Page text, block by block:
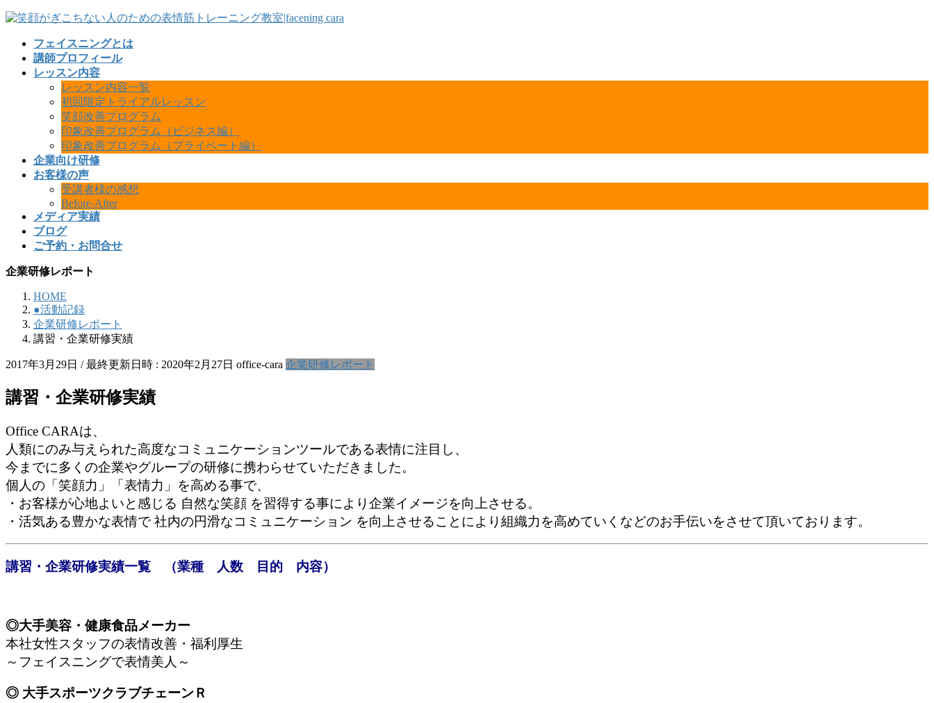
フェイスニングとは
講師プロフィール
レッスン内容
レッスン内容一覧
初回限定トライアルレッスン
笑顔改善プログラム
印象改善プログラム（ビジネス編）
印象改善プログラム（プライベート編）
企業向け研修
お客様の声
受講者様の感想
Before-After
メディア実績
ブログ
ご予約・お問合せ
企業研修レポート
HOME
●活動記録
企業研修レポート
講習・企業研修実績
2017年3月29日 / 最終更新日時 : 2020年2月27日 office-cara 企業研修レポート
講習・企業研修実績
Office CARAは、
人類にのみ与えられた高度なコミュニケーションツールである表情に注目し、
今までに多くの企業やグループの研修に携わらせていただきました。
個人の「笑顔力」「表情力」を高める事で、
・お客様が心地よいと感じる 自然な笑顔 を習得する事により企業イメージを向上させる。
・活気ある豊かな表情で 社内の円滑なコミュニケーション を向上させることにより組織力を高めていくなどのお手伝いをさせて頂いております。
講習・企業研修実績一覧 （業種 人数 目的 内容）
◎大手美容・健康食品メーカー
本社女性スタッフの表情改善・福利厚生
～フェイスニングで表情美人～
◎ 大手スポーツクラブチェーンＲ